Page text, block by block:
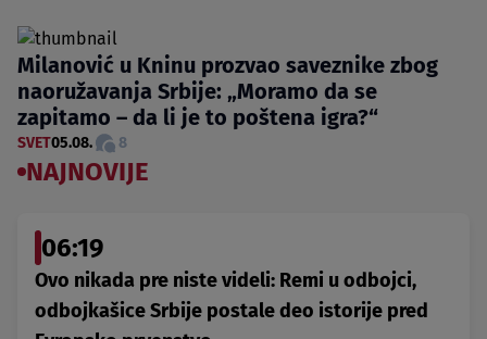
Milanović u Kninu prozvao saveznike zbog
naoružavanja Srbije: „Moramo da se
zapitamo – da li je to poštena igra?“
SVET05.08. 8
NAJNOVIJE
06:19
Ovo nikada pre niste videli: Remi u odbojci,
odbojkašice Srbije postale deo istorije pred